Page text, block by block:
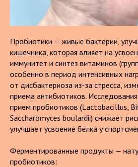
Пробиотики — живые бактерии,
кишечника, которая влияет на
иммунитет и синтез витаминов
особенно в период интенсивных
от дисбактериоза из-за стресса,
приема антибиотиков.
прием пробиотиков (Lactobacillus,
Saccharomyces boulardii) снижает
улучшает усвоение белка у
Ферментированные продукты —
пробиотиков: